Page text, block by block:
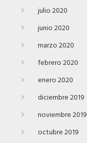
julio 2020
junio 2020
marzo 2020
febrero 2020
enero 2020
diciembre 2019
noviembre 2019
octubre 2019